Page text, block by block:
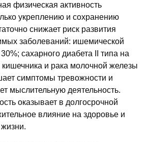
физическая активность
укреплению и сохранению
снижает риск развития
заболеваний: ишемической
сахарного диабета II типа на
кишечника и рака молочной железы
симптомы тревожности и
мыслительную деятельность.
оказывает в долгосрочной
влияние на здоровье и